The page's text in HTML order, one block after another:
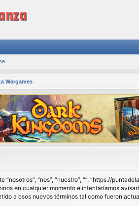
Wargames
“nosotros”, “nos”, “nuestro”, “”, “https://
en cualquier momento e intentaríamos
a esos nuevos términos tal como fueron